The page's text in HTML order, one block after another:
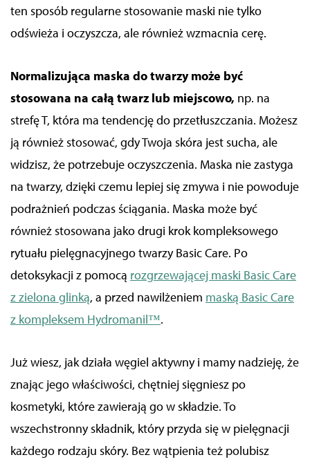
ten sposób regularne stosowanie maski nie tylko
odświeża i oczyszcza, ale również wzmacnia cerę.
Normalizująca maska do twarzy może być
stosowana na całą twarz lub miejscowo, np. na
strefę T, która ma tendencję do przetłuszczania. Możesz
ją również stosować, gdy Twoja skóra jest sucha, ale
widzisz, że potrzebuje oczyszczenia. Maska nie zastyga
na twarzy, dzięki czemu lepiej się zmywa i nie powoduje
podrażnień podczas ściągania. Maska może być
również stosowana jako drugi krok kompleksowego
rytuału pielęgnacyjnego twarzy Basic Care. Po
detoksykacji z pomocą rozgrzewającej maski Basic Care
z zielona glinką, a przed nawilżeniem maską Basic Care
z kompleksem Hydromanil™.
Już wiesz, jak działa węgiel aktywny i mamy nadzieję, że
znając jego właściwości, chętniej sięgniesz po
kosmetyki, które zawierają go w składzie. To
wszechstronny składnik, który przyda się w pielęgnacji
każdego rodzaju skóry. Bez wątpienia też polubisz